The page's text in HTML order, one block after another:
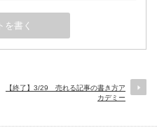
【終了】3/29 売れる記事の書き方ア
カデミー